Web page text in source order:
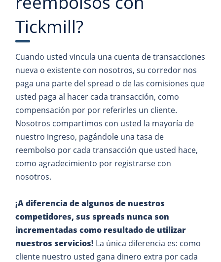
Tickmill?
Cuando usted vincula una cuenta de transacciones
nueva o existente con nosotros, su corredor nos
paga una parte del spread o de las comisiones que
usted paga al hacer cada transacción, como
compensación por por referirles un cliente.
Nosotros compartimos con usted la mayoría de
nuestro ingreso, pagándole una tasa de
reembolso por cada transacción que usted hace,
como agradecimiento por registrarse con
nosotros.
¡A diferencia de algunos de nuestros
competidores, sus spreads nunca son
incrementadas como resultado de utilizar
nuestros servicios! La única diferencia es: como
cliente nuestro usted gana dinero extra por cada